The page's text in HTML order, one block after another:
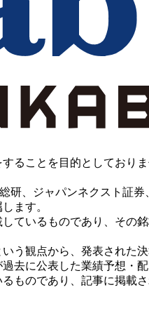
ることを目的としておりま
ジャパンネクスト証券
ます。
ているものであり、その
う観点から、発表された
去に公表した業績予想・
ものであり、記事に掲載